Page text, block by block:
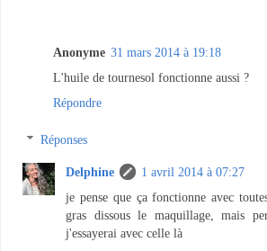
Anonyme 31 mars 2014 à 19:18
L'huile de tournesol fonctionne aussi ?
Répondre
Réponses
Delphine
1 avril 2014 à 07:27
je pense que ça fonctionne avec
gras dissous le maquillage, mais
j'essayerai avec celle là